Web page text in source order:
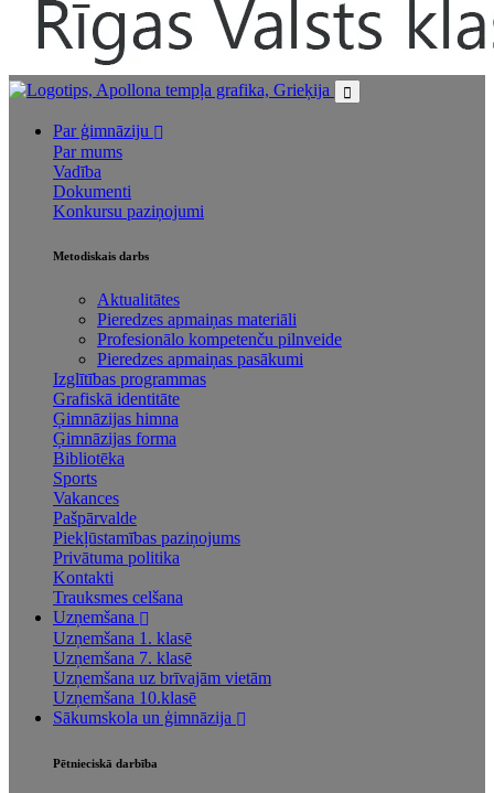
Par ģimnāziju
Par mums
Vadība
Dokumenti
Konkursu paziņojumi
Metodiskais darbs
Aktualitātes
Pieredzes apmaiņas materiāli
Profesionālo kompetenču pilnveide
Pieredzes apmaiņas pasākumi
Izglītības programmas
Grafiskā identitāte
Ģimnāzijas himna
Ģimnāzijas forma
Bibliotēka
Sports
Vakances
Pašpārvalde
Piekļūstamības paziņojums
Privātuma politika
Kontakti
Trauksmes celšana
Uzņemšana
Uzņemšana 1. klasē
Uzņemšana 7. klasē
Uzņemšana uz brīvajām vietām
Uzņemšana 10.klasē
Sākumskola un ģimnāzija
Pētnieciskā darbība